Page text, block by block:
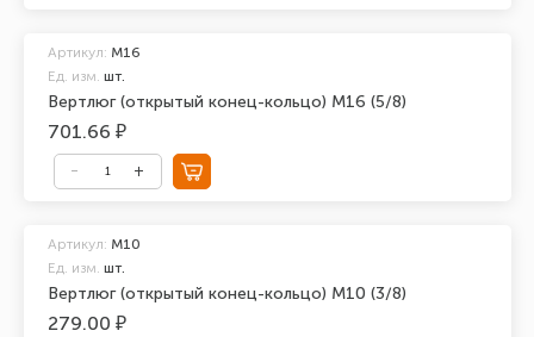
Вертлюг (открытый конец-кольцо) М16 (5/8)
Артикул: М16
Ед. изм. шт.
701.66 ₽
Вертлюг (открытый конец-кольцо) М10 (3/8)
Артикул: М10
Ед. изм. шт.
279.00 ₽